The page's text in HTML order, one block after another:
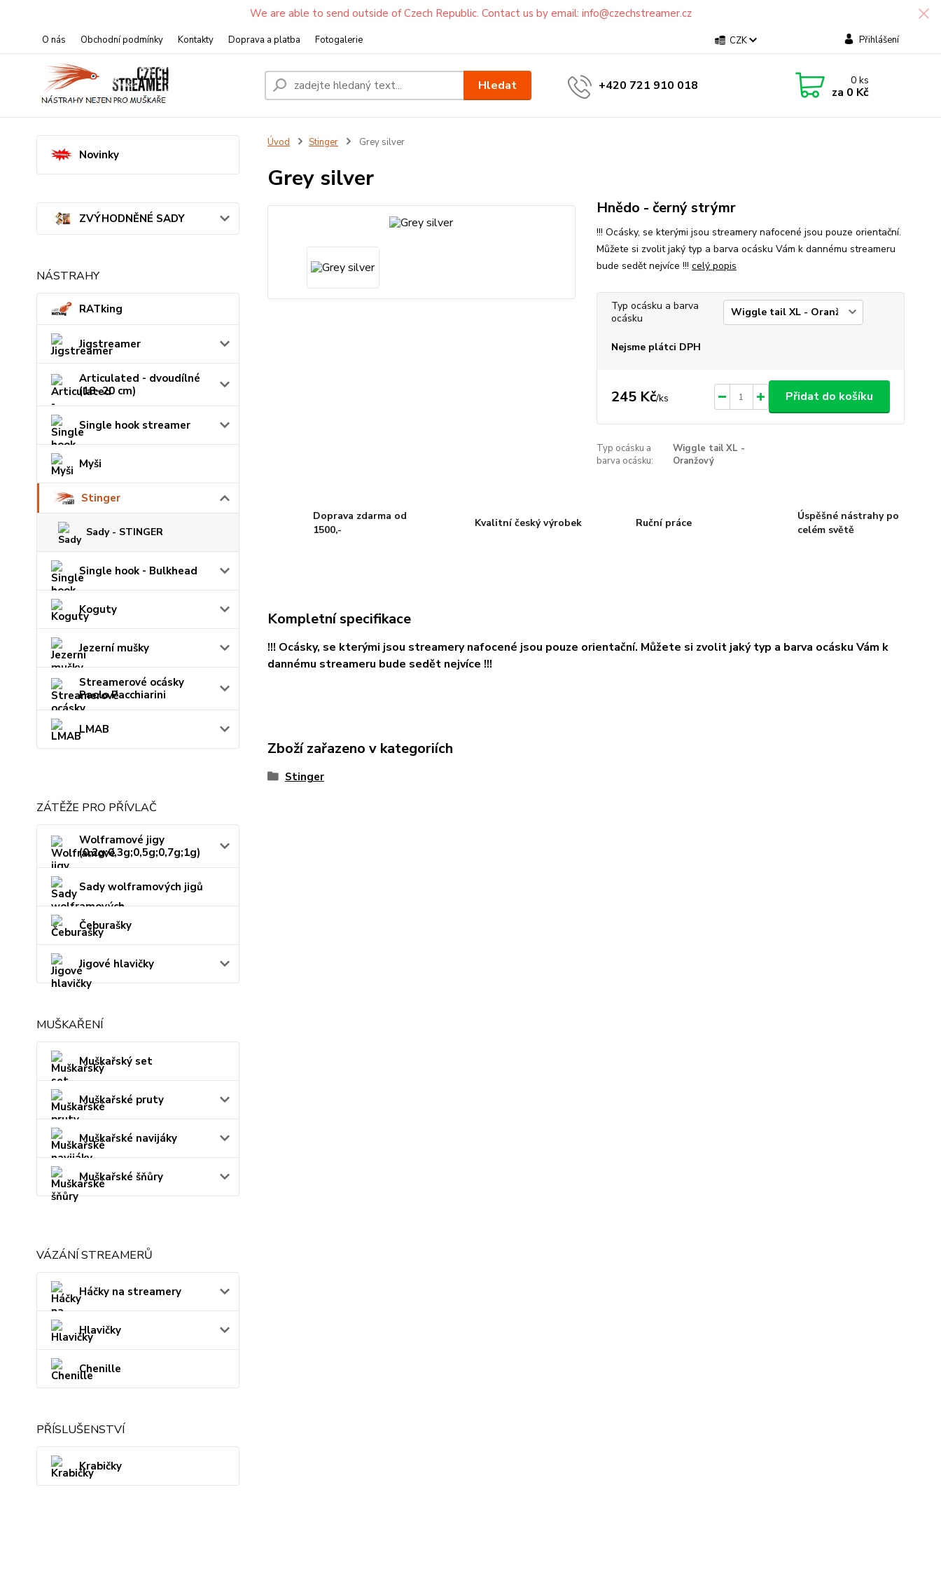
We are able to send outside of Czech Republic. Contact us by email: info@czechstreamer.cz
O nás Obchodní podmínky Kontakty Doprava a platba Fotogalerie CZK Přihlášení
Hledat +420 721 910 018 0ks
za 0 Kč
Novinky
ZVÝHODNĚNÉ SADY
NÁSTRAHY
RATking
Jigstreamer
Articulated - dvoudílné
(18- 20 cm)
Single hook streamer
Myši
Stinger
Sady - STINGER
Single hook - Bulkhead
Koguty
Jezerní mušky
Streamerové ocásky
Paolo Pacchiarini
LMAB
ZÁTĚŽE PRO PŘÍVLAČ
Wolframové jigy
(0,2g;0,3g;0,5g;0,7g;1g)
Sady wolframových jigů
Čeburašky
Jigové hlavičky
MUŠKAŘENÍ
Muškařský set
Muškařské pruty
Muškařské navijáky
Muškařské šňůry
VÁZÁNÍ STREAMERŮ
Háčky na streamery
Hlavičky
Chenille
PŘÍSLUŠENSTVÍ
Krabičky
Úvod Stinger Grey silver
Grey silver
Hnědo - černý strýmr
!!! Ocásky, se kterými jsou streamery nafocené jsou pouze orientační.
Můžete si zvolit jaký typ a barva ocásku Vám k dannému streameru
bude sedět nejvíce !!! celý popis
Typ ocásku a barva
ocásku
Nejsme plátci DPH
245 Kč/ks Přidat do košíku
Typ ocásku a
barva ocásku:
Wiggle tail XL -
Oranžový
Doprava zdarma od
1500,-
Kvalitní český výrobek Ruční práce
Úspěšné nástrahy po
celém světě
Kompletní specifikace
!!! Ocásky, se kterými jsou streamery nafocené jsou pouze orientační. Můžete si zvolit jaký typ a barva ocásku Vám k
dannému streameru bude sedět nejvíce !!!
Zboží zařazeno v kategoriích
Stinger